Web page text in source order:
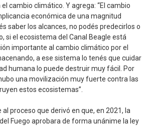
cambio climático. Y agrega: “El cambio
económica de una magnitud
saber los alcances, no podés predecirlos o
si el ecosistema del Canal Beagle está
importante al cambio climático por el
a ese sistema lo tenés que cuidar
humana lo puede destruir muy fácil. Por
una movilización muy fuerte contra las
estos ecosistemas”.
proceso que derivó en que, en 2021, la
Fuego aprobara de forma unánime la ley